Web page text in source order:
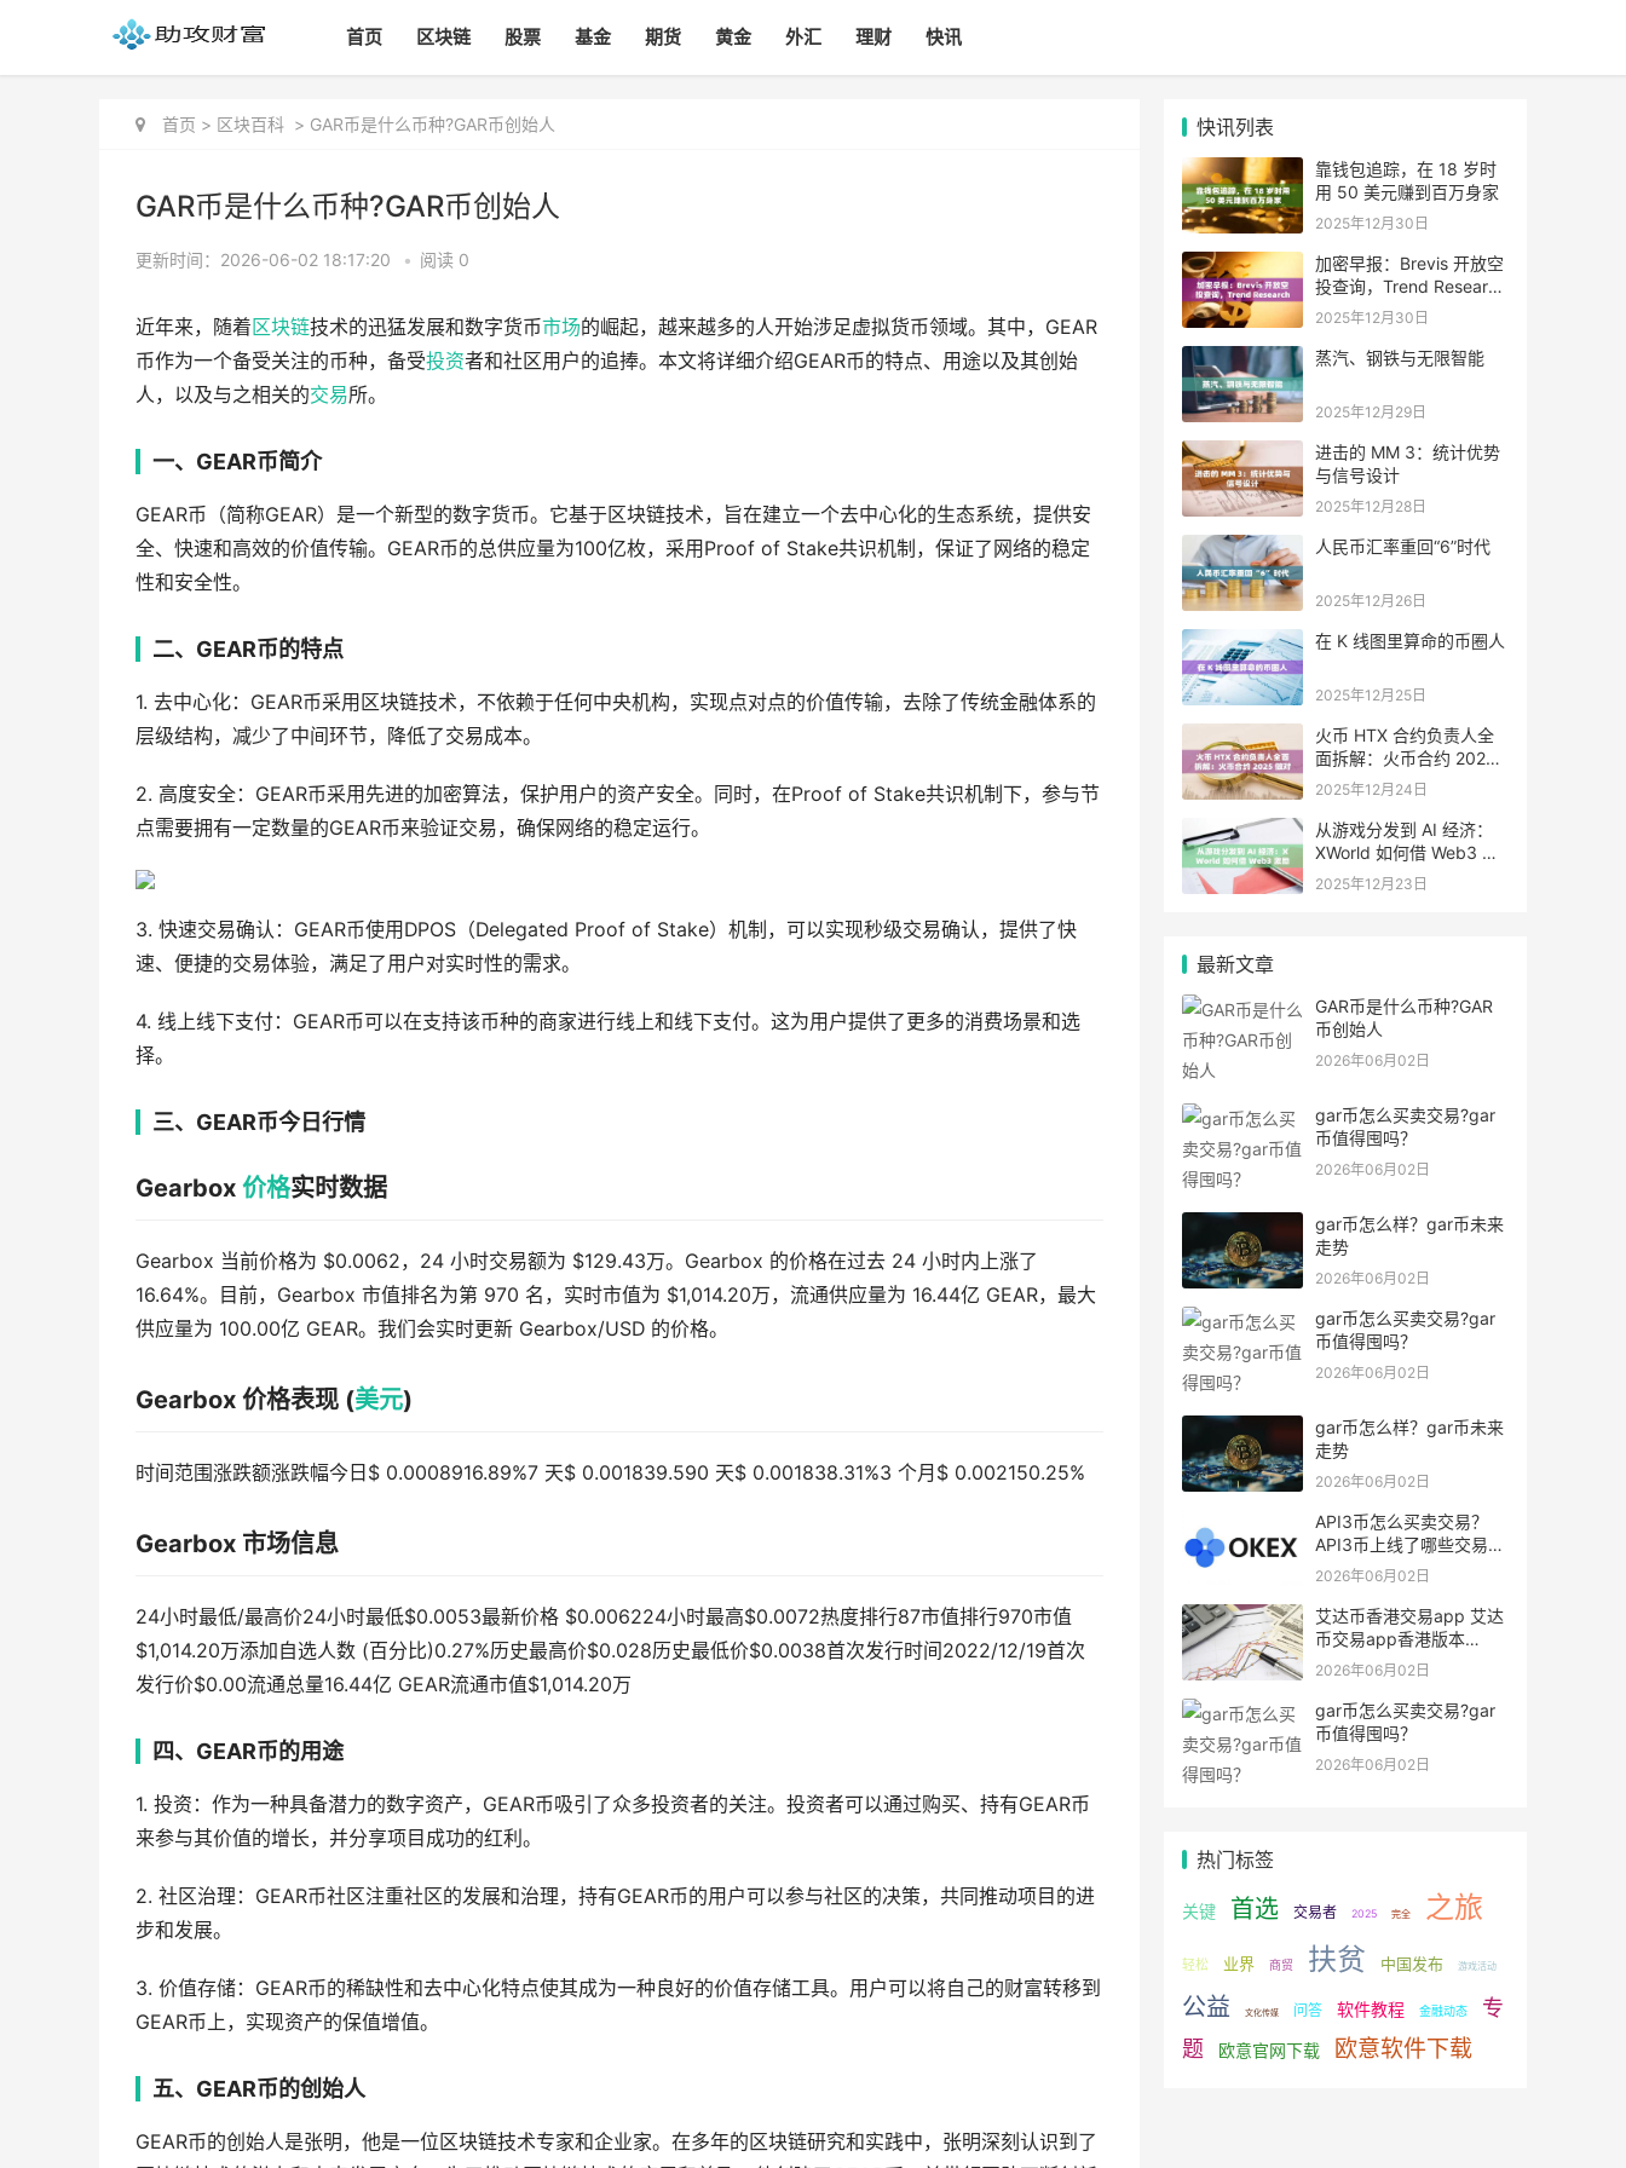
首页 区块链 股票 基金 期货 黄金 外汇 理财 快讯
首页 > 区块百科 > GAR币是什么币种?GAR币创始人
GAR币是什么币种?GAR币创始人
更新时间：2026-06-02 18:17:20 • 阅读 0
近年来，随着区块链技术的迅猛发展和数字货币市场的崛起，越来越多的人开始涉足虚拟货币领域。其中，GEAR
币作为一个备受关注的币种，备受投资者和社区用户的追捧。本文将详细介绍GEAR币的特点、用途以及其创始
人，以及与之相关的交易所。
一、GEAR币简介
GEAR币（简称GEAR）是一个新型的数字货币。它基于区块链技术，旨在建立一个去中心化的生态系统，提供安
全、快速和高效的价值传输。GEAR币的总供应量为100亿枚，采用Proof of Stake共识机制，保证了网络的稳定
性和安全性。
二、GEAR币的特点
1. 去中心化：GEAR币采用区块链技术，不依赖于任何中央机构，实现点对点的价值传输，去除了传统金融体系的
层级结构，减少了中间环节，降低了交易成本。
2. 高度安全：GEAR币采用先进的加密算法，保护用户的资产安全。同时，在Proof of Stake共识机制下，参与节
点需要拥有一定数量的GEAR币来验证交易，确保网络的稳定运行。
3. 快速交易确认：GEAR币使用DPOS（Delegated Proof of Stake）机制，可以实现秒级交易确认，提供了快
速、便捷的交易体验，满足了用户对实时性的需求。
4. 线上线下支付：GEAR币可以在支持该币种的商家进行线上和线下支付。这为用户提供了更多的消费场景和选
择。
三、GEAR币今日行情
Gearbox 价格实时数据
Gearbox 当前价格为 $0.0062，24 小时交易额为 $129.43万。Gearbox 的价格在过去 24 小时内上涨了
16.64%。目前，Gearbox 市值排名为第 970 名，实时市值为 $1,014.20万，流通供应量为 16.44亿 GEAR，最大
供应量为 100.00亿 GEAR。我们会实时更新 Gearbox/USD 的价格。
Gearbox 价格表现 (美元)
时间范围涨跌额涨跌幅今日$ 0.0008916.89%7 天$ 0.001839.590 天$ 0.001838.31%3 个月$ 0.002150.25%
Gearbox 市场信息
24小时最低/最高价24小时最低$0.0053最新价格 $0.006224小时最高$0.0072热度排行87市值排行970市值
$1,014.20万添加自选人数 (百分比)0.27%历史最高价$0.028历史最低价$0.0038首次发行时间2022/12/19首次
发行价$0.00流通总量16.44亿 GEAR流通市值$1,014.20万
四、GEAR币的用途
1. 投资：作为一种具备潜力的数字资产，GEAR币吸引了众多投资者的关注。投资者可以通过购买、持有GEAR币
来参与其价值的增长，并分享项目成功的红利。
2. 社区治理：GEAR币社区注重社区的发展和治理，持有GEAR币的用户可以参与社区的决策，共同推动项目的进
步和发展。
3. 价值存储：GEAR币的稀缺性和去中心化特点使其成为一种良好的价值存储工具。用户可以将自己的财富转移到
GEAR币上，实现资产的保值增值。
五、GEAR币的创始人
GEAR币的创始人是张明，他是一位区块链技术专家和企业家。在多年的区块链研究和实践中，张明深刻认识到了
快讯列表
靠钱包追踪，在 18 岁时
用 50 美元赚到百万身家
2025年12月30日
加密早报：Brevis 开放空
投查询，Trend Research
单日增持超 4.6 万枚 ETH
2025年12月30日
蒸汽、钢铁与无限智能
2025年12月29日
进击的 MM 3：统计优势
与信号设计
2025年12月28日
人民币汇率重回“6”时代
2025年12月26日
在 K 线图里算命的币圈人
2025年12月25日
火币 HTX 合约负责人全
面拆解：火币合约 2025
做对了什么，又将走向哪
2025年12月24日
从游戏分发到 AI 经济：
XWorld 如何借 Web3 激
励之力重写价值分配？
2025年12月23日
最新文章
GAR币是什么币种?GAR
币创始人
2026年06月02日
gar币怎么买卖交易?gar
币值得囤吗？
2026年06月02日
gar币怎么样？gar币未来
走势
2026年06月02日
gar币怎么买卖交易?gar
币值得囤吗？
2026年06月02日
gar币怎么样？gar币未来
走势
2026年06月02日
API3币怎么买卖交易？
API3币上线了哪些交易
所？
2026年06月02日
艾达币香港交易app 艾达
币交易app香港版本
v6.0.9
2026年06月02日
gar币怎么买卖交易?gar
币值得囤吗？
2026年06月02日
热门标签
关键 首选 交易者 2025 完全 之旅
轻松 业界 商贸 扶贫 中国发布 游戏活动
公益 文化传媒 问答 软件教程 金融动态
专
题
欧意官网下载 欧意软件下载